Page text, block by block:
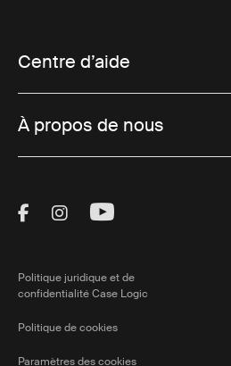
Centre d’aide
À propos de nous
Visit Thule on Facebook
Visit Thule on
Visit Thule on
Politique juridique et de
confidentialité Case Logic
Politique de cookies
Paramètres des cookies